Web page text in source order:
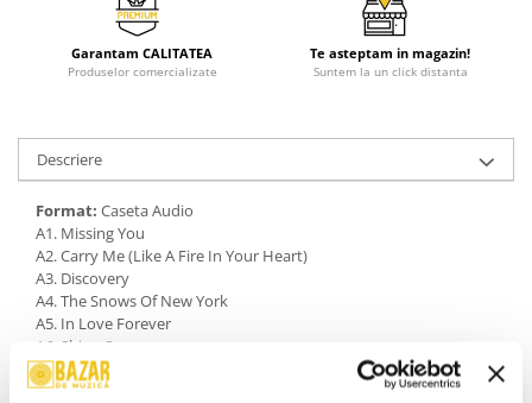
Garantam CALITATEA
Produselor comercializate
Te asteptam in magazin!
Suntem la un click distanta
Descriere
Format: Caseta Audio
A1. Missing You
A2. Carry Me (Like A Fire In Your Heart)
A3. Discovery
A4. The Snows Of New York
A5. In Love Forever
A6. Shine On
B1. The Lady In Red
B2. In Dreams